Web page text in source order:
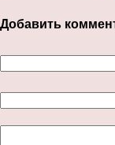
Добавить